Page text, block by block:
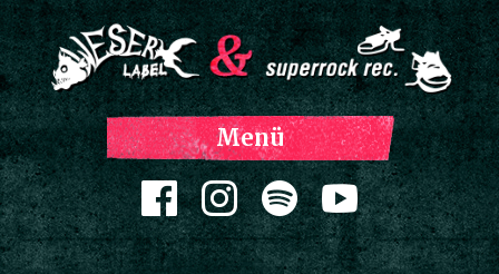
Menü
Zum Inhalt springen